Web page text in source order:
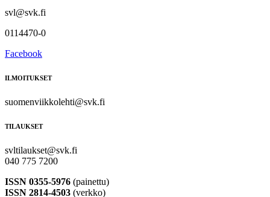
svl@svk.fi
0114470-0
Facebook
ILMOITUKSET
suomenviikkolehti@svk.fi
TILAUKSET
svltilaukset@svk.fi
040 775 7200
ISSN 0355-5976 (painettu)
ISSN 2814-4503 (verkko)